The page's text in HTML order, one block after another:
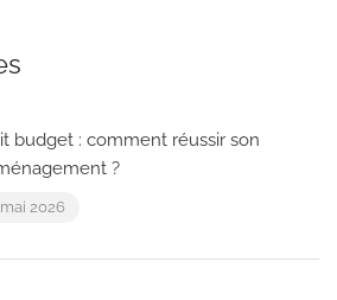
budget : comment réussir son
?
2026